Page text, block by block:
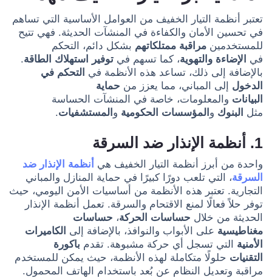
تعتبر أنظمة التيار الخفيف من العوامل الأساسية التي تساهم
في تحسين الأمان والكفاءة في المنشآت الحديثة. فهي تتيح
للمستخدمين مراقبة ممتلكاتهم بشكل دائم، التحكم
في
الإضاءة والتهوية، كما تسهم في توفير استهلاك الطاقة.
بالإضافة إلى ذلك، تساعد هذه الأنظمة في التحكم في
الدخول إلى المباني، مما يعزز من حماية
البيانات والمعلومات، خاصة في المنشآت الحساسة
مثل البنوك و المؤسسات الحكومية و المستشفيات.
1. أنظمة الإنذار ضد السرقة
واحدة من أبرز أنظمة التيار الخفيف هي
أنظمة الإنذار ضد
السرقة، التي تلعب دورًا كبيرًا في حماية المنازل والمباني
التجارية. تعتبر هذه الأنظمة من أساسيات الأمن اليومي، حيث
توفر حلاً فعالًا لمنع الاقتحام والسرقة. تعمل أنظمة الإنذار
الحديثة من خلال حساسات الحركة، حساسات
مغناطيسية على الأبواب والنوافذ، بالإضافة إلى الكاميرات
الأمنية التي تسجل أي حركة مشبوهة. تقدم باكورة
التقنيات حلولًا متكاملة لهذه الأنظمة، حيث يمكن للمستخدم
مراقبة وتعديل النظام عن بُعد باستخدام الهاتف المحمول.